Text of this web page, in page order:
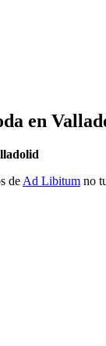
en
de Ad Libitum no